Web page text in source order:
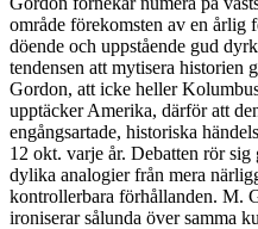
område förekomsten av en årlig
döende och uppstående gud
tendensen att mytisera historien
Gordon, att icke heller
upptäcker Amerika, därför att
engångsartade, historiska
12 okt. varje år. Debatten rör sig
dylika analogier från mera
kontrollerbara förhållanden. M.
ironiserar sålunda över samma